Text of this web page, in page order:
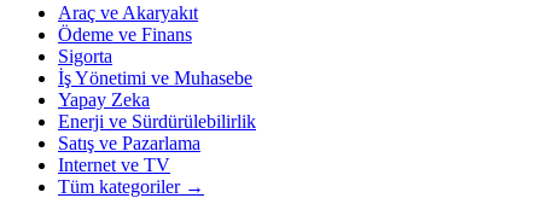
Araç ve Akaryakıt
Ödeme ve Finans
Sigorta
İş Yönetimi ve Muhasebe
Yapay Zeka
Enerji ve Sürdürülebilirlik
Satış ve Pazarlama
Internet ve TV
Tüm kategoriler→